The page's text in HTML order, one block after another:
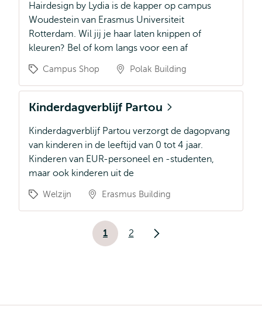
Hairdesign by Lydia is de kapper op campus
Woudestein van Erasmus Universiteit
Rotterdam. Wil jij je haar laten knippen of
kleuren? Bel of kom langs voor een af
Campus Shop Polak Building
Kinderdagverblijf Partou
Kinderdagverblijf Partou verzorgt de dagopvang
van kinderen in de leeftijd van 0 tot 4 jaar.
Kinderen van EUR-personeel en -studenten,
maar ook kinderen uit de
Welzijn Erasmus Building
Paginering
Huidige
1
Pagina
2
Volgende